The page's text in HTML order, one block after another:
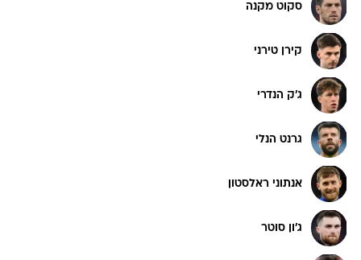
סקוט מקנה
קירן טירני
ג'ק הנדרי
גרנט הנלי
אנתוני ראלסטון
ג'ון סוטר